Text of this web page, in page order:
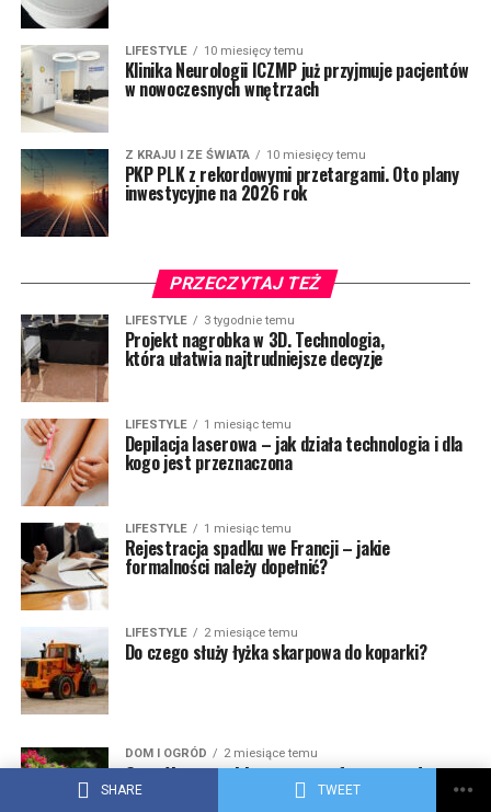
SHARE TWEET
LIFESTYLE 10 miesięcy temu
Klinika Neurologii ICZMP już przyjmuje pacjentów
w nowoczesnych wnętrzach
Z KRAJU I ZE ŚWIATA 10 miesięcy temu
PKP PLK z rekordowymi przetargami. Oto plany
inwestycyjne na 2026 rok
PRZECZYTAJ TEŻ
LIFESTYLE 3 tygodnie temu
Projekt nagrobka w 3D. Technologia,
która ułatwia najtrudniejsze decyzje
LIFESTYLE 1 miesiąc temu
Depilacja laserowa – jak działa technologia i dla
kogo jest przeznaczona
LIFESTYLE 1 miesiąc temu
Rejestracja spadku we Francji – jakie
formalności należy dopełnić?
LIFESTYLE 2 miesiące temu
Do czego służy łyżka skarpowa do koparki?
DOM I OGRÓD 2 miesiące temu
Sposób na szybką metamorfozę ogrodu.
Bez dużych wydatków